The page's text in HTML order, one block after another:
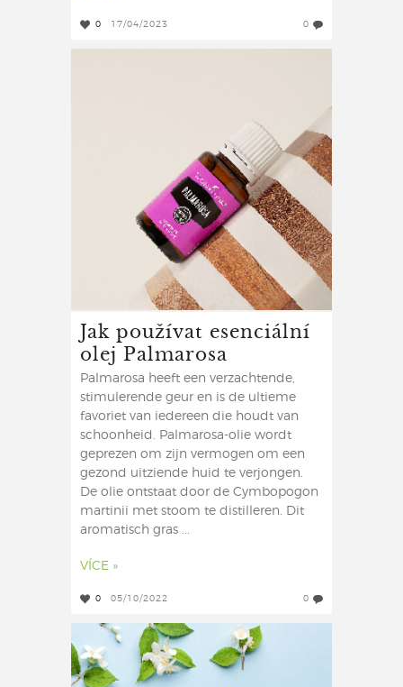
0 17/04/2023 0
Jak používat esenciální
olej Palmarosa
Palmarosa heeft een verzachtende,
stimulerende geur en is de ultieme
favoriet van iedereen die houdt van
schoonheid. Palmarosa-olie wordt
geprezen om zijn vermogen om een
gezond uitziende huid te verjongen.
De olie ontstaat door de Cymbopogon
martinii met stoom te distilleren. Dit
aromatisch gras ...
VÍCE »
0 05/10/2022 0